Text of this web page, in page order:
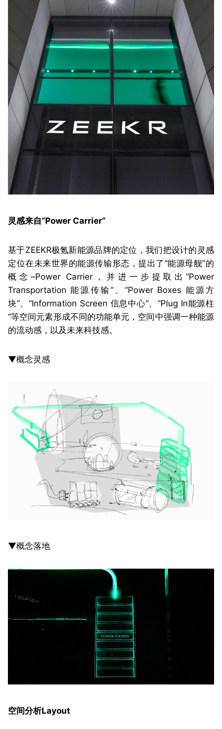
灵感来自“Power Carrier”
基于ZEEKR极氪新能源品牌的定位，我们把设计的灵感
定位在未来世界的能源传输形态，提出了“能源母舰”的
概念–Power Carrier，并进一步提取出“Power
Transportation 能源传输”、“Power Boxes 能源方
块”、“Information Screen 信息中心”、“Plug In能源柱
“等空间元素形成不同的功能单元，空间中强调一种能源
的流动感，以及未来科技感。
▼概念灵感
▼概念落地
空间分析Layout